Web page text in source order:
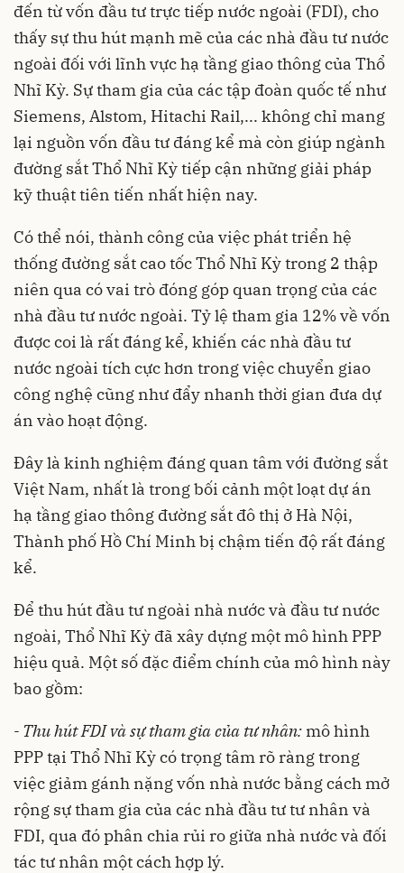
đến từ vốn đầu tư trực tiếp nước ngoài (FDI), cho
thấy sự thu hút mạnh mẽ của các nhà đầu tư nước
ngoài đối với lĩnh vực hạ tầng giao thông của Thổ
Nhĩ Kỳ. Sự tham gia của các tập đoàn quốc tế như
Siemens, Alstom, Hitachi Rail,... không chỉ mang
lại nguồn vốn đầu tư đáng kể mà còn giúp ngành
đường sắt Thổ Nhĩ Kỳ tiếp cận những giải pháp
kỹ thuật tiên tiến nhất hiện nay.
Có thể nói, thành công của việc phát triển hệ
thống đường sắt cao tốc Thổ Nhĩ Kỳ trong 2 thập
niên qua có vai trò đóng góp quan trọng của các
nhà đầu tư nước ngoài. Tỷ lệ tham gia 12% về vốn
được coi là rất đáng kể, khiến các nhà đầu tư
nước ngoài tích cực hơn trong việc chuyển giao
công nghệ cũng như đẩy nhanh thời gian đưa dự
án vào hoạt động.
Đây là kinh nghiệm đáng quan tâm với đường sắt
Việt Nam, nhất là trong bối cảnh một loạt dự án
hạ tầng giao thông đường sắt đô thị ở Hà Nội,
Thành phố Hồ Chí Minh bị chậm tiến độ rất đáng
kể.
Để thu hút đầu tư ngoài nhà nước và đầu tư nước
ngoài, Thổ Nhĩ Kỳ đã xây dựng một mô hình PPP
hiệu quả. Một số đặc điểm chính của mô hình này
bao gồm:
- Thu hút FDI và sự tham gia của tư nhân: mô hình
PPP tại Thổ Nhĩ Kỳ có trọng tâm rõ ràng trong
việc giảm gánh nặng vốn nhà nước bằng cách mở
rộng sự tham gia của các nhà đầu tư tư nhân và
FDI, qua đó phân chia rủi ro giữa nhà nước và đối
tác tư nhân một cách hợp lý.